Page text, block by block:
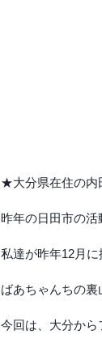
★大分県在住の内
昨年の日田市の活
私達が昨年12月に
ばあちゃんちの裏
今回は、大分から